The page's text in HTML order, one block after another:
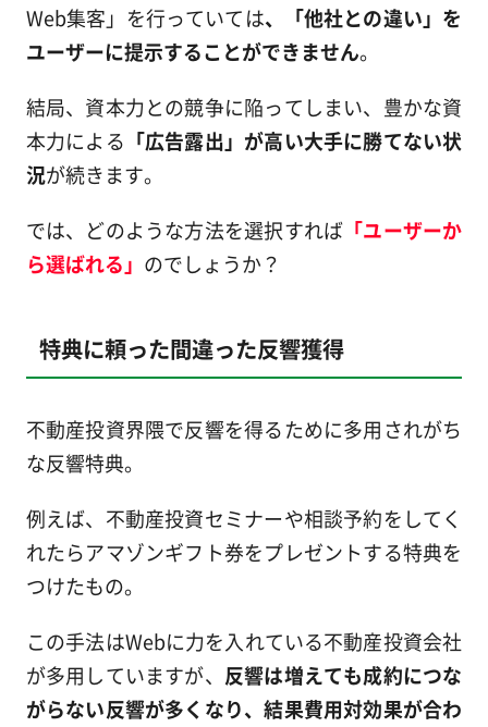
Web集客」を行っていては、「他社との違い」を
ユーザーに提示することができません。
結局、資本力との競争に陥ってしまい、豊かな資
本力による 「広告露出」が高い大手に勝てない状
況が続きます。
では、どのような方法を選択すれば 「ユーザーか
ら選ばれる」 のでしょうか？
特典に頼った間違った反響獲得
不動産投資界隈で反響を得るために多用されがち
な反響特典。
例えば、不動産投資セミナーや相談予約をしてく
れたらアマゾンギフト券をプレゼントする特典を
つけたもの。
この手法はWebに力を入れている不動産投資会社
が多用していますが、 反響は増えても成約につな
がらない反響が多くなり、結果費用対効果が合わ